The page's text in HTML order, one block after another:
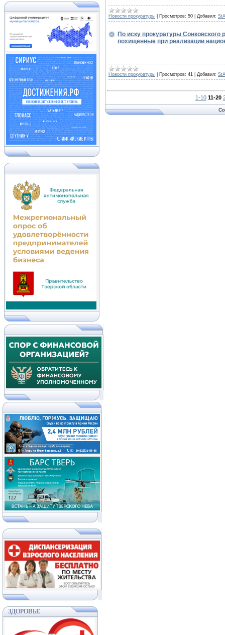
ЗДОРОВЬЕ
Новости прокуратуры Просмотров: 50 Добавил:
По иску прокуратуры
похищенные при реализации
Новости прокуратуры Просмотров: 41 Добавил:
1-10 11-20